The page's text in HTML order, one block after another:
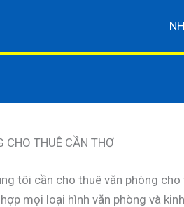
CHO THUÊ CẦN THƠ
tôi cần cho thuê văn phòng
mọi loại hình văn phòng và